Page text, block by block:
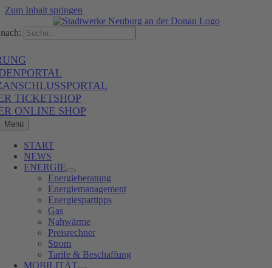
Zum Inhalt springen
TICKETSHOP
ONLINE SHOP
Menü
START
NEWS
ENERGIE
Energieberatung
Energiemanagement
Energiespartipps
Gas
Nahwärme
Preisrechner
Strom
Tarife & Beschaffung
MOBILITÄT